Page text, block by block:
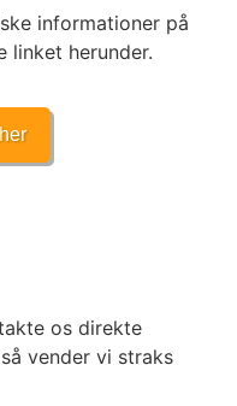
informationer på
linket herunder.
os direkte
vender vi straks